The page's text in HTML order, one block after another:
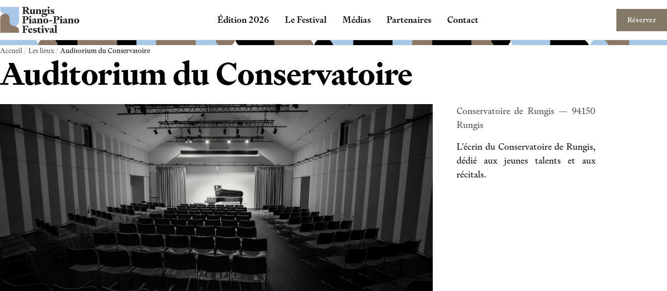
Aller au contenu
Édition 2026
Le Festival Médias Partenaires Contact Réserver
Accueil/Les lieux/Auditorium du Conservatoire
Auditorium du Conservatoire
Conservatoire de Rungis — 94150
Rungis
L'écrin du Conservatoire de Rungis,
dédié aux jeunes talents et aux
récitals.